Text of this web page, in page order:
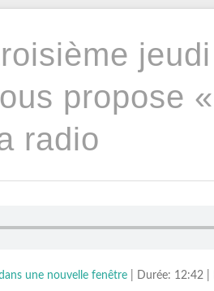
propose
radio
une nouvelle fenêtre| Durée: 12:42|